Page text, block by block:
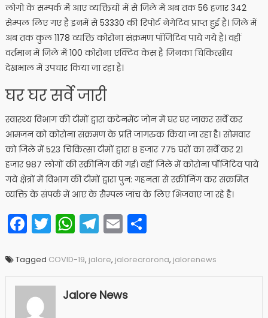
लोगो के सम्पर्क मेंं आए व्यक्तियों में से जिले में अब तक 56 हजार 342
सेम्पल लिए गए है इनमें से 53330 की रिपोर्ट नेगेटिव प्राप्त हुई है। जिले में
अब तक कुल 1178 व्यक्ति कोरोना संक्रमण पॉजिटिव पाये गये है। वहीं
वर्तमान में जिले में 100 कोरोना एक्टिव केस है जिनका चिकित्सीय
देखभाल में उपचार किया जा रहा है।
घर घर सर्वे जारी
स्वास्थ्य विभाग की टीमों द्वारा कंटेनमेंट जोन में घर घर जाकर सर्वे कर
आमजन को कोरोना संक्रमण के प्रति जागरुक किया जा रहा है। सोमवार
को जिले में 523 चिकित्सा टीमों द्वारा 8 हजार 775 घरों का सर्वे कर 21
हजार 987 लोगों की स्क्रीनिंग की गई। वहीं जिले में कोरोना पॉजिटिव पाये
गये क्षेत्रों में विभाग की टीमों द्वारा पुन: गहनता से स्क्रीनिंग कर संक्रमित
व्यक्ति के संपर्क में आए के सैम्पल जांच के लिए भिजवाए जा रहे है।
Facebook
Twitter
WhatsApp
Telegram
EmailShare
Tagged COVID-19, jalore, jalorecrorona, jalorenews
Jalore News